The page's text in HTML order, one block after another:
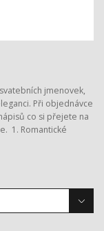
jmenovek,
Při objednávce
co si přejete na
1. Romantické